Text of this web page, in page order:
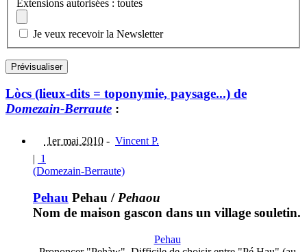
Extensions autorisées : toutes
Je veux recevoir la Newsletter
Lòcs (lieux-dits = toponymie, paysage...) de
Domezain-Berraute :
1er mai 2010 - Vincent P.
| 1
(Domezain-Berraute)
Pehau Pehau / Pehaou
Nom de maison gascon dans un village souletin.
Pehau